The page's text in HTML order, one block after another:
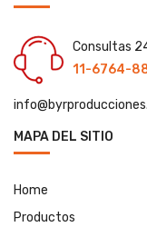
Consultas
11-6764-
MAPA DEL SITIO
Home
Productos